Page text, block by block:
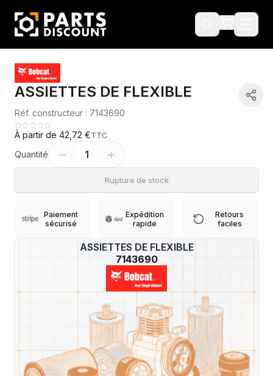
?
ASSIETTES DE FLEXIBLE
7143690
ASSIETTES DE FLEXIBLE
Réf. constructeur : 7143690
À partir de 42,72 €TTC
Quantité 1
Rupture de stock
Paiement
sécurisé
Expédition
rapide
Retours
faciles
Machines compatibles
Expédition et Retours
sous 48-
72h
—
Sous réserve de disponibilité des stocks.
Livraison estimée 24h/48h par les
transporteurs.